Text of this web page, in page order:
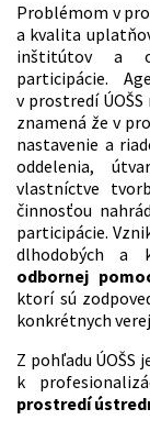
Problémom v
a kvalita
inštitútov a
participácie.
v prostredí
znamená že v
nastavenie a
oddelenia,
vlastníctve
činnosťou
participácie.
dlhodobých a
odbornej
ktorí sú
konkrétnych
Z pohľadu
k
prostredí